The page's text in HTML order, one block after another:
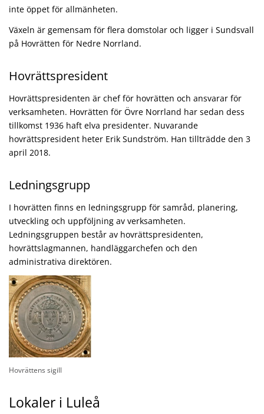
inte öppet för allmänheten.
Växeln är gemensam för flera domstolar och ligger i Sundsvall
på Hovrätten för Nedre Norrland.
Hovrättspresident
Hovrättspresidenten är chef för hovrätten och ansvarar för
verksamheten. Hovrätten för Övre Norrland har sedan dess
tillkomst 1936 haft elva presidenter. Nuvarande
hovrättspresident heter Erik Sundström. Han tillträdde den 3
april 2018.
Ledningsgrupp
I hovrätten finns en ledningsgrupp för samråd, planering,
utveckling och uppföljning av verksamheten.
Ledningsgruppen består av hovrättspresidenten,
hovrättslagmannen, handläggarchefen och den
administrativa direktören.
Hovrättens sigill
Lokaler i Luleå